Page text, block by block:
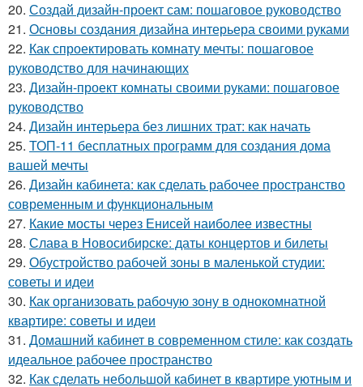
20. Создай дизайн-проект сам: пошаговое руководство
21. Основы создания дизайна интерьера своими руками
22. Как спроектировать комнату мечты: пошаговое
руководство для начинающих
23. Дизайн-проект комнаты своими руками: пошаговое
руководство
24. Дизайн интерьера без лишних трат: как начать
25. ТОП-11 бесплатных программ для создания дома
вашей мечты
26. Дизайн кабинета: как сделать рабочее пространство
современным и функциональным
27. Какие мосты через Енисей наиболее известны
28. Слава в Новосибирске: даты концертов и билеты
29. Обустройство рабочей зоны в маленькой студии:
советы и идеи
30. Как организовать рабочую зону в однокомнатной
квартире: советы и идеи
31. Домашний кабинет в современном стиле: как создать
идеальное рабочее пространство
32. Как сделать небольшой кабинет в квартире уютным и